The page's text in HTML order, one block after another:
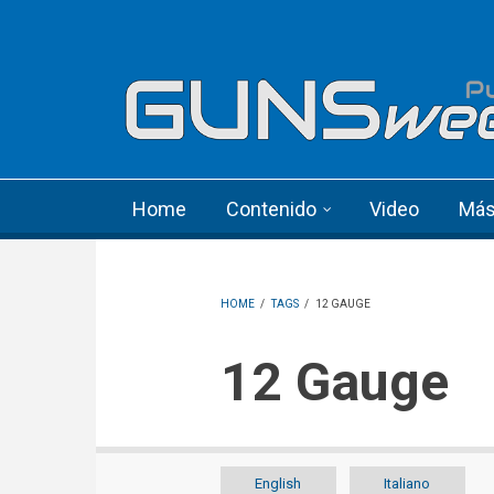
Home Contenido Video
HOME / TAGS / 12 GAUGE
12 Gauge
English Italiano